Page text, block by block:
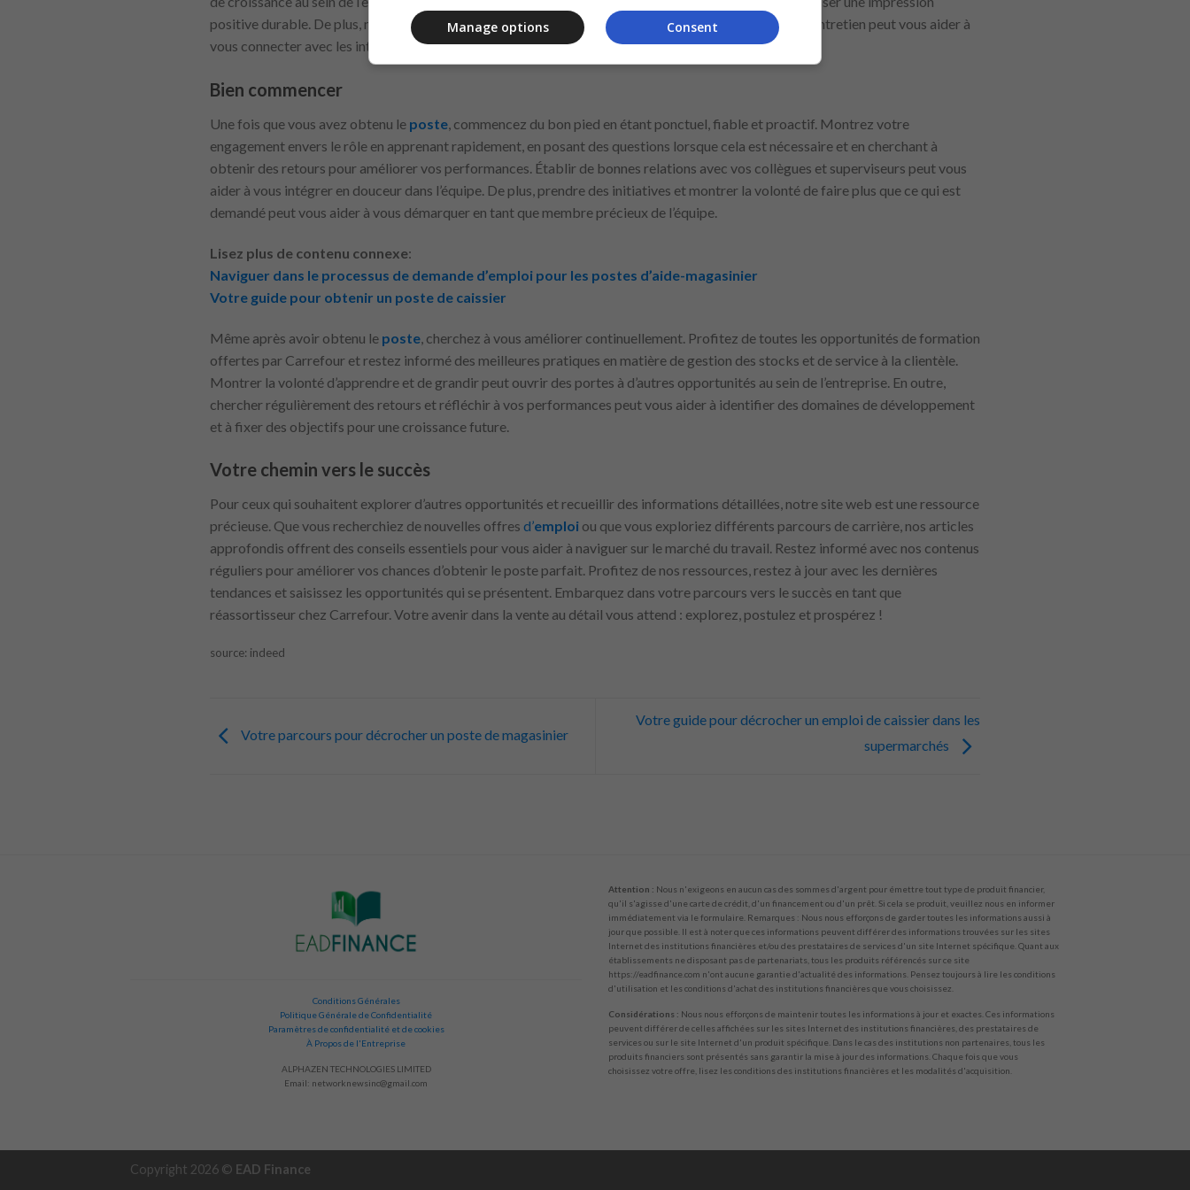
positive durable. De plus, maintenir une attitude positive et enthousiaste tout au long du processus d’entretien peut vous aider à
vous connecter avec les intervieweurs sur un plan personnel.
Bien commencer
Une fois que vous avez obtenu le poste, commencez du bon pied en étant ponctuel, fiable et proactif. Montrez votre
engagement envers le rôle en apprenant rapidement, en posant des questions lorsque cela est nécessaire et en cherchant à
obtenir des retours pour améliorer vos performances. Établir de bonnes relations avec vos collègues et superviseurs peut vous
aider à vous intégrer en douceur dans l’équipe. De plus, prendre des initiatives et montrer la volonté de faire plus que ce qui est
demandé peut vous aider à vous démarquer en tant que membre précieux de l’équipe.
Lisez plus de contenu connexe:
Naviguer dans le processus de demande d’emploi pour les postes d’aide-magasinier
Votre guide pour obtenir un poste de caissier
Même après avoir obtenu le poste , cherchez à vous améliorer continuellement. Profitez de toutes les opportunités de formation
offertes par Carrefour et restez informé des meilleures pratiques en matière de gestion des stocks et de service à la clientèle.
Montrer la volonté d’apprendre et de grandir peut ouvrir des portes à d’autres opportunités au sein de l’entreprise. En outre,
chercher régulièrement des retours et réfléchir à vos performances peut vous aider à identifier des domaines de développement
et à fixer des objectifs pour une croissance future.
Votre chemin vers le succès
Pour ceux qui souhaitent explorer d’autres opportunités et recueillir des informations détaillées, notre site web est une ressource
précieuse. Que vous recherchiez de nouvelles offres d’emploi ou que vous exploriez différents parcours de carrière, nos articles
approfondis offrent des conseils essentiels pour vous aider à naviguer sur le marché du travail. Restez informé avec nos contenus
réguliers pour améliorer vos chances d’obtenir le poste parfait. Profitez de nos ressources, restez à jour avec les dernières
tendances et saisissez les opportunités qui se présentent. Embarquez dans votre parcours vers le succès en tant que
réassortisseur chez Carrefour. Votre avenir dans la vente au détail vous attend : explorez, postulez et prospérez !
source: indeed
Votre parcours pour décrocher un poste de magasinier
Votre guide pour décrocher un emploi de caissier dans les
supermarchés
Conditions Générales
Politique Générale de Confidentialité
Paramètres de confidentialité et de cookies
À Propos de l'Entreprise
ALPHAZEN TECHNOLOGIES LIMITED
Email: networknewsinc@gmail.com
Attention : Nous n'exigeons en aucun cas des sommes d'argent pour émettre tout type de produit financier,
qu'il s'agisse d'une carte de crédit, d'un financement ou d'un prêt. Si cela se produit, veuillez nous en informer
immédiatement via le formulaire. Remarques : Nous nous efforçons de garder toutes les informations aussi à
jour que possible. Il est à noter que ces informations peuvent différer des informations trouvées sur les sites
Internet des institutions financières et/ou des prestataires de services d'un site Internet spécifique. Quant aux
établissements ne disposant pas de partenariats, tous les produits référencés sur ce site
https://eadfinance.com n'ont aucune garantie d'actualité des informations. Pensez toujours à lire les conditions
d'utilisation et les conditions d'achat des institutions financières que vous choisissez.
Considérations : Nous nous efforçons de maintenir toutes les informations à jour et exactes. Ces informations
peuvent différer de celles affichées sur les sites Internet des institutions financières, des prestataires de
services ou sur le site Internet d'un produit spécifique. Dans le cas des institutions non partenaires, tous les
produits financiers sont présentés sans garantir la mise à jour des informations. Chaque fois que vous
choisissez votre offre, lisez les conditions des institutions financières et les modalités d'acquisition.
Copyright 2026 © EAD Finance
Consent
Manage options